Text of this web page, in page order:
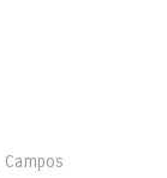
Campos